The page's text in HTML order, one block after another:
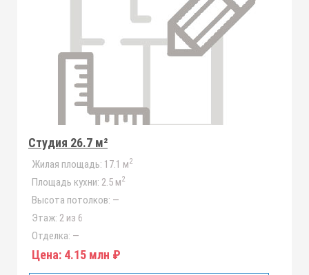
Студия 26.7 м²
Жилая площадь: 17.1 м2
Площадь кухни: 2.5 м2
Высота потолков: —
Этаж: 2 из 6
Отделка: —
Цена: 4.15 млн ₽